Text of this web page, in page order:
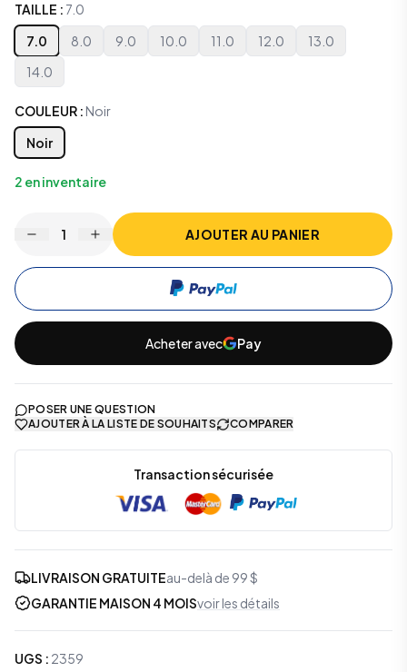
TAILLE : 7.0
7.0
8.0 9.0 10.0 11.0 12.0
13.0
14.0
COULEUR : Noir
Noir
2 en inventaire
1 AJOUTER AU PANIER
Acheter avec Pay
POSER UNE QUESTION
AJOUTER À LA LISTE DE SOUHAITS
COMPARER
Transaction sécurisée
LIVRAISON GRATUITEau-delà de 99 $
GARANTIE MAISON 4 MOISvoir les détails
UGS : 2359